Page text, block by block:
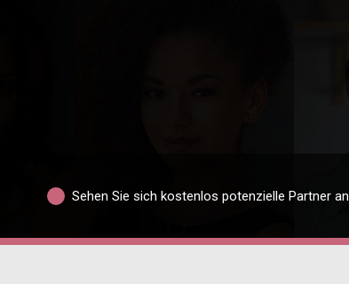
Sehen Sie sich kostenlos potenzielle Partner an